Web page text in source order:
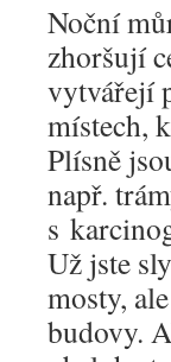
Noční
zhoršují
vytvářejí
místech,
Plísně
např.
s
Už jste
mosty,
budovy.